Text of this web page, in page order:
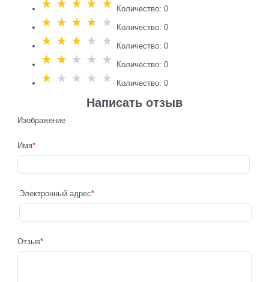
Количество: 0
Количество: 0
Количество: 0
Количество: 0
Количество: 0
Написать отзыв
Изображение
Имя
Электронный адрес
Отзыв